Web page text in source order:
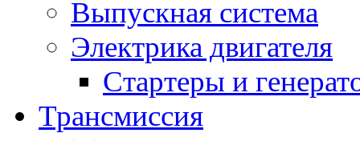
Выпускная система
Электрика двигателя
Стартеры и
Трансмиссия